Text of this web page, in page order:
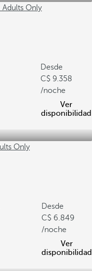
Adults Only
Desde
9.358
/noche
Ver
disponibilidad
Only
Desde
6.849
/noche
Ver
disponibilidad